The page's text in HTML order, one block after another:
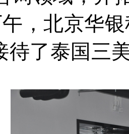
午，北京华
待了泰国三